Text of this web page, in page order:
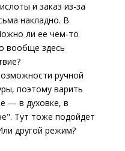
и заказ из-за
накладно. В
ли ее чем-то
вообще здесь
ручной
поэтому варить
— в духовке, в
Тут тоже подойдет
другой режим?